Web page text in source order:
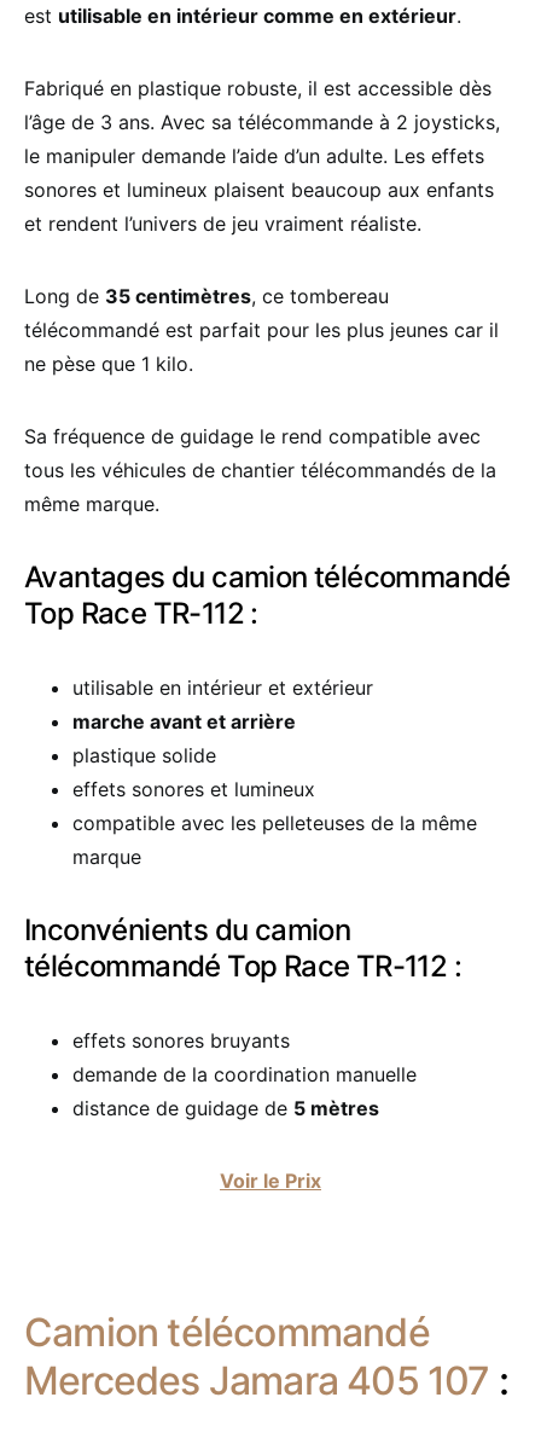
est utilisable en intérieur comme en extérieur.
Fabriqué en plastique robuste, il est accessible dès
l’âge de 3 ans. Avec sa télécommande à 2 joysticks,
le manipuler demande l’aide d’un adulte. Les effets
sonores et lumineux plaisent beaucoup aux enfants
et rendent l’univers de jeu vraiment réaliste.
Long de 35 centimètres, ce tombereau
télécommandé est parfait pour les plus jeunes car il
ne pèse que 1 kilo.
Sa fréquence de guidage le rend compatible avec
tous les véhicules de chantier télécommandés de la
même marque.
Avantages du camion télécommandé
Top Race TR-112 :
utilisable en intérieur et extérieur
marche avant et arrière
plastique solide
effets sonores et lumineux
compatible avec les pelleteuses de la même
marque
Inconvénients du camion
télécommandé Top Race TR-112 :
effets sonores bruyants
demande de la coordination manuelle
distance de guidage de 5 mètres
Voir le Prix
Camion télécommandé
Mercedes Jamara 405 107 :